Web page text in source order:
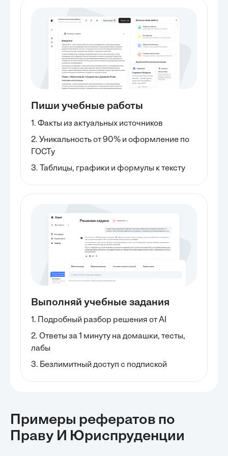
Пиши учебные работы
1. Факты из актуальных источников
2. Уникальность от 90% и оформление по
ГОСТу
3. Таблицы, графики и формулы к тексту
Выполняй учебные задания
1. Подробный разбор решения от AI
2. Ответы за 1 минуту на домашки, тесты,
лабы
3. Безлимитный доступ с подпиской
Примеры рефератов по
Праву И Юриспруденции